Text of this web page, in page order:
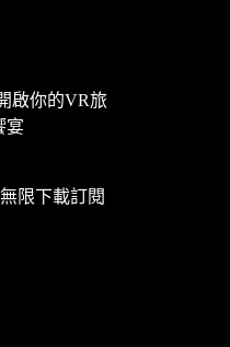
啟你的VR旅
宴
限下載訂閱